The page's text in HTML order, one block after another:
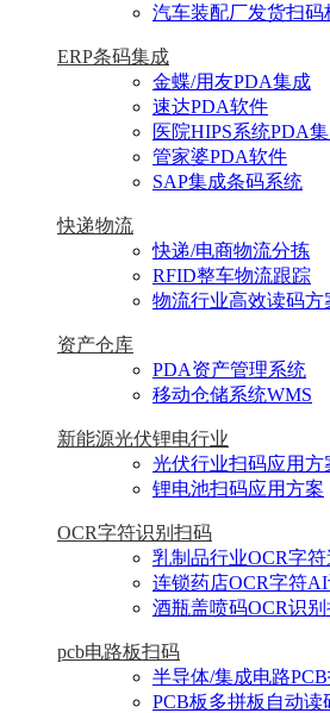
汽车装配厂发货扫码
ERP条码集成
金蝶/用友PDA集成
速达PDA软件
医院HIPS系统PDA
管家婆PDA软件
SAP集成条码系统
快递物流
快递/电商物流分拣
RFID整车物流跟踪
物流行业高效读码方
资产仓库
PDA资产管理系统
移动仓储系统WMS
新能源光伏锂电行业
光伏行业扫码应用方
锂电池扫码应用方案
OCR字符识别扫码
乳制品行业OCR字
连锁药店OCR字符
酒瓶盖喷码OCR识
pcb电路板扫码
半导体/集成电路
PCB板多拼板自动读